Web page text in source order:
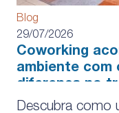
Blog
29/07/2026
Coworking
ambiente com
diferença no
Descubra como